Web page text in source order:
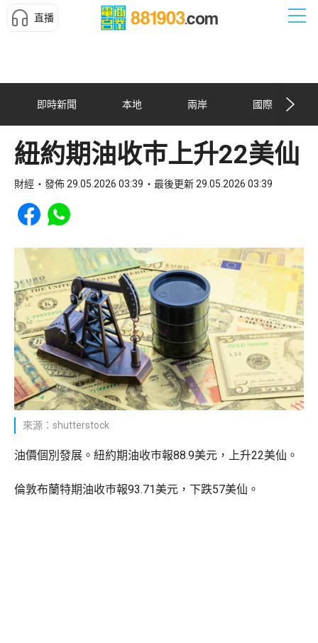
直播
即時新聞 本地 兩岸 國際
紐約期油收巿上升22美仙
財經 發佈 29.05.2026 03:39 最後更新 29.05.2026 03:39
Share to Facebook
Share to WhatsApp
來源：shutterstock
油價個別發展。紐約期油收巿報88.9美元，上升22美仙。
倫敦布蘭特期油收巿報93.71美元，下跌57美仙。